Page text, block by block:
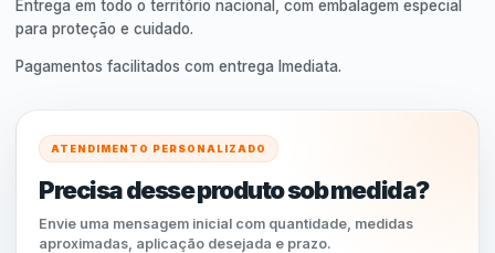
Entrega em todo o território nacional, com embalagem especial
para proteção e cuidado.
Pagamentos facilitados com entrega Imediata.
ATENDIMENTO PERSONALIZADO
Precisa desse produto sob medida?
Envie uma mensagem inicial com quantidade, medidas
aproximadas, aplicação desejada e prazo.